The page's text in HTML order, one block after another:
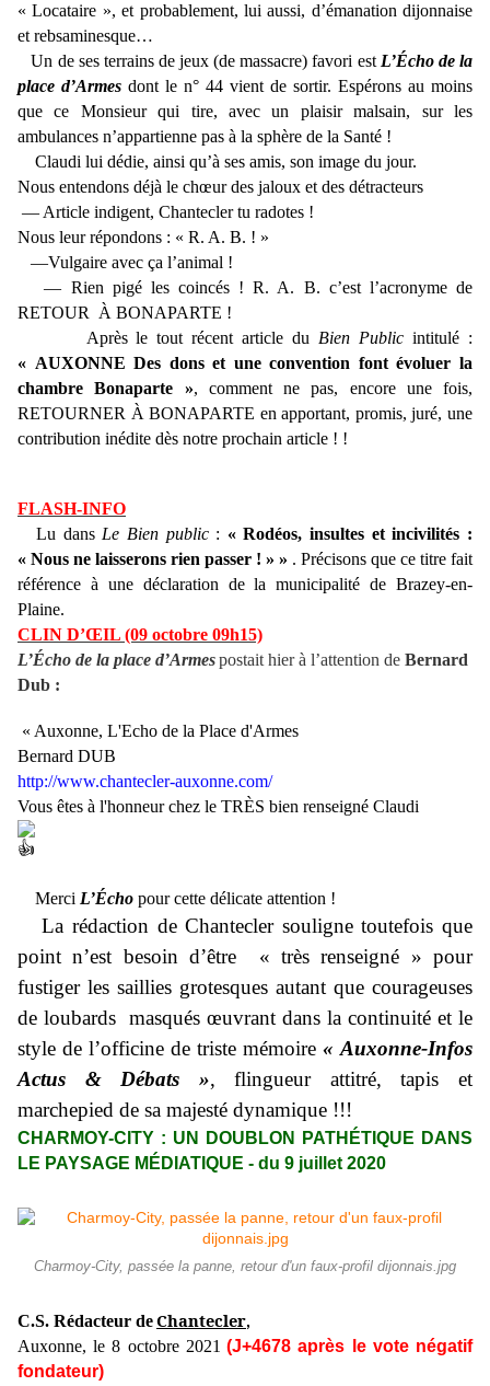
« Locataire », et probablement, lui aussi, d’émanation dijonnaise
et rebsaminesque…
Un de ses terrains de jeux (de massacre) favori est L’Écho de la
place d’Armes dont le n° 44 vient de sortir. Espérons au moins
que ce Monsieur qui tire, avec un plaisir malsain, sur les
ambulances n’appartienne pas à la sphère de la Santé !
Claudi lui dédie, ainsi qu’à ses amis, son image du jour.
Nous entendons déjà le chœur des jaloux et des détracteurs
— Article indigent, Chantecler tu radotes !
Nous leur répondons : « R. A. B. ! »
—Vulgaire avec ça l’animal !
— Rien pigé les coincés ! R. A. B. c’est l’acronyme de
RETOUR À BONAPARTE !
Après le tout récent article du Bien Public intitulé :
« AUXONNE Des dons et une convention font évoluer la
chambre Bonaparte », comment ne pas, encore une fois,
RETOURNER À BONAPARTE en apportant, promis, juré, une
contribution inédite dès notre prochain article ! !
FLASH-INFO
Lu dans Le Bien public: « Rodéos, insultes et incivilités :
« Nous ne laisserons rien passer ! » » . Précisons que ce titre fait
référence à une déclaration de la municipalité de Brazey-en-
Plaine.
CLIN D’ŒIL (09 octobre 09h15)
L’Écho de la place d’Armespostait hier à l’attention de Bernard
Dub :
« Auxonne, L'Echo de la Place d'Armes
Bernard DUB
http://www.chantecler-auxonne.com/
Vous êtes à l'honneur chez le TRÈS bien renseigné Claudi
»
Merci L’Écho pour cette délicate attention !
La rédaction de Chantecler souligne toutefois que
point n’est besoin d’être « très renseigné » pour
fustiger les saillies grotesques autant que courageuses
de loubards masqués œuvrant dans la continuité et le
style de l’officine de triste mémoire « Auxonne-Infos
Actus & Débats », flingueur attitré, tapis et
marchepied de sa majesté dynamique !!!
CHARMOY-CITY : UN DOUBLON PATHÉTIQUE DANS
LE PAYSAGE MÉDIATIQUE - du 9 juillet 2020
Charmoy-City, passée la panne, retour d'un faux-profil dijonnais.jpg
C.S. Rédacteur deChantecler,
Auxonne, le 8 octobre 2021 (J+4678 après le vote négatif
fondateur)